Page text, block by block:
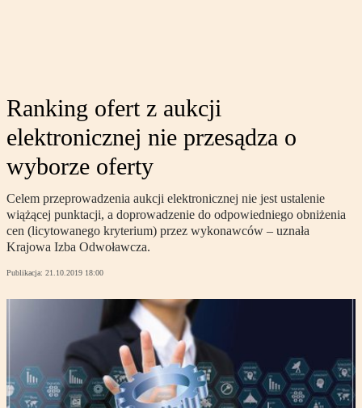
Ranking ofert z aukcji
elektronicznej nie przesądza o
wyborze oferty
Celem przeprowadzenia aukcji elektronicznej nie jest ustalenie
wiążącej punktacji, a doprowadzenie do odpowiedniego obniżenia
cen (licytowanego kryterium) przez wykonawców – uznała
Krajowa Izba Odwoławcza.
Publikacja: 21.10.2019 18:00